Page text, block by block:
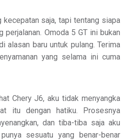
saja, tapi tentang siapa
perjalanan. Omoda 5 GT ini bukan
alasan baru untuk pulang. Terima
yang selama ini cuma
Chery J6, aku tidak menyangka
itu dengan hatiku. Prosesnya
dan tiba-tiba saja aku
sesuatu yang benar-benar